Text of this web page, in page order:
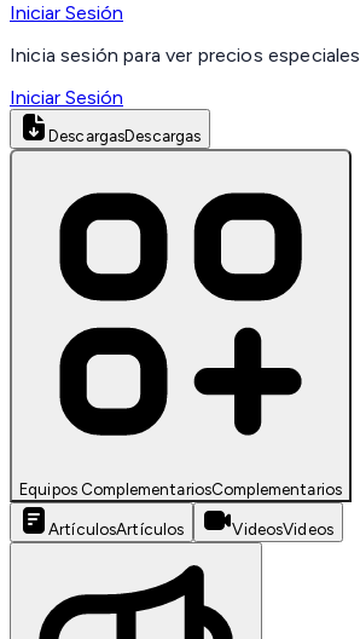
Iniciar Sesión
Inicia sesión para ver precios especiales
Iniciar Sesión
DescargasDescargas
Equipos ComplementariosComplementarios
ArtículosArtículos VideosVideos